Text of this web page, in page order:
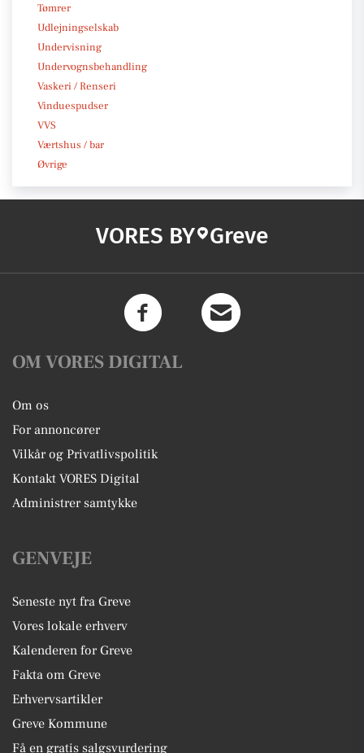
Tømrer
Udlejningselskab
Undervisning
Undervognsbehandling
Vaskeri / Renseri
Vinduespudser
VVS
Værtshus / bar
Øvrige
VORES BY Greve
OM VORES DIGITAL
Om os
For annoncører
Vilkår og Privatlivspolitik
Kontakt VORES Digital
Administrer samtykke
GENVEJE
Seneste nyt fra Greve
Vores lokale erhverv
Kalenderen for Greve
Fakta om Greve
Erhvervsartikler
Greve Kommune
Få en gratis salgsvurdering